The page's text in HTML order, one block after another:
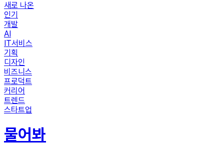
새로 나온
인기
개발
AI
IT서비스
기획
디자인
비즈니스
프로덕트
커리어
트렌드
스타트업
물어봐